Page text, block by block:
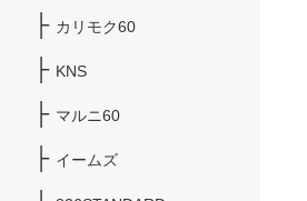
カリモク60
KNS
マルニ60
イームズ